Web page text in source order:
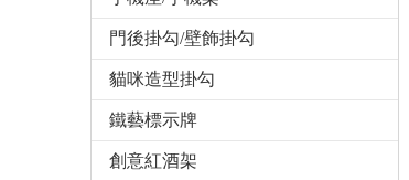
門後掛勾/壁飾掛勾
貓咪造型掛勾
鐵藝標示牌
創意紅酒架